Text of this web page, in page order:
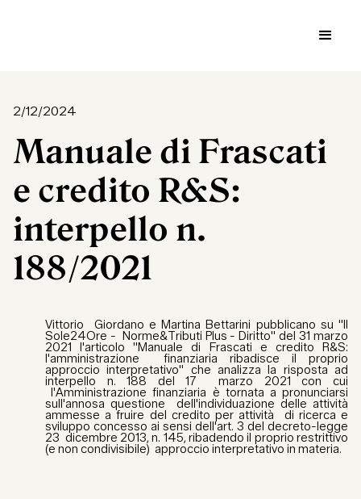
2/12/2024
Manuale di Frascati
e credito R&S:
interpello n.
188/2021
Vittorio Giordano e Martina Bettarini pubblicano su "Il
Sole24Ore - Norme&Tributi Plus - Diritto" del 31 marzo
2021 l'articolo "Manuale di Frascati e credito R&S:
l'amministrazione finanziaria ribadisce il proprio
approccio interpretativo" che analizza la risposta ad
interpello n. 188 del 17 marzo 2021 con cui
l'Amministrazione finanziaria è tornata a pronunciarsi
sull'annosa questione dell'individuazione delle attività
ammesse a fruire del credito per attività di ricerca e
sviluppo concesso ai sensi dell'art. 3 del decreto-legge
23 dicembre 2013, n. 145, ribadendo il proprio restrittivo
(e non condivisibile) approccio interpretativo in materia.